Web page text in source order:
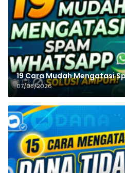
19 Cara Mudah Mengatasi
07/08/2026